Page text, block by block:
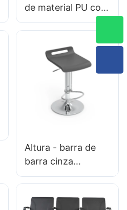
de material PU com
nylon de nylon
banhado por
alumínio IC007
personalizada
Altura - barra de
barra cinza
ajustável BC095
espaços comerciais